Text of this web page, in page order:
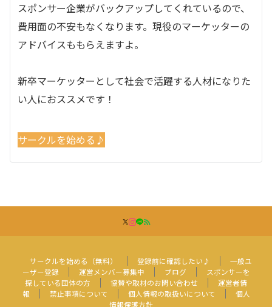
スポンサー企業がバックアップしてくれているので、
費用面の不安もなくなります。現役のマーケッターの
アドバイスももらえますよ。
新卒マーケッターとして社会で活躍する人材になりた
い人におススメです！
サークルを始める♪
サークルを始める（無料） 登録前に確認したい♪
一般ユ
ーザー登録
運営メンバー募集中 ブログ
スポンサーを
探している団体の方
協賛や取材のお問い合わせ
運営者情
報
禁止事項について 個人情報の取扱いについて
個人
情報保護方針